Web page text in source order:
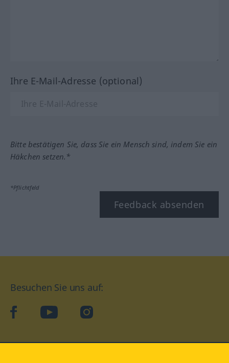
Ihre E-Mail-Adresse (optional)
Bitte bestätigen Sie, dass Sie ein Mensch sind, indem Sie ein
Häkchen setzen.*
*Pflichtfeld
Feedback absenden
Besuchen Sie uns auf:
facebookYouTube Instagram